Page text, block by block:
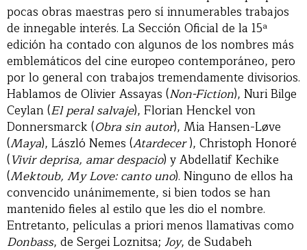
pocas obras maestras pero sí innumerables trabajos
de innegable interés. La Sección Oficial de la 15ª
edición ha contado con algunos de los nombres más
emblemáticos del cine europeo contemporáneo, pero
por lo general con trabajos tremendamente divisorios.
Hablamos de Olivier Assayas (Non-Fiction), Nuri Bilge
Ceylan (El peral salvaje), Florian Henckel von
Donnersmarck (Obra sin autor), Mia Hansen-Løve
(Maya), László Nemes (Atardecer), Christoph Honoré
(Vivir deprisa, amar despacio) y Abdellatif Kechike
(Mektoub, My Love: canto uno). Ninguno de ellos ha
convencido unánimemente, si bien todos se han
mantenido fieles al estilo que les dio el nombre.
Entretanto, películas a priori menos llamativas como
Donbass, de Sergei Loznitsa; Joy, de Sudabeh